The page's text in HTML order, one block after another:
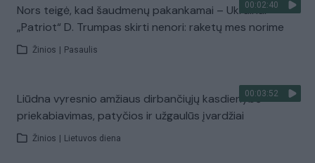
00:02:40
Nors teigė, kad šaudmenų pakankamai – Ukrainai
„Patriot“ D. Trumpas skirti nenori: raketų mes norime
Žinios Pasaulis
00:03:52
Liūdna vyresnio amžiaus dirbančiųjų kasdienybė –
priekabiavimas, patyčios ir užgaulūs įvardžiai
Žinios Lietuvos diena